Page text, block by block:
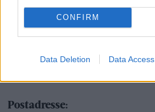
CONFIRM
Data Deletion Data Access
Besøksadresse:
Bergmannsgata 2
Postadresse: